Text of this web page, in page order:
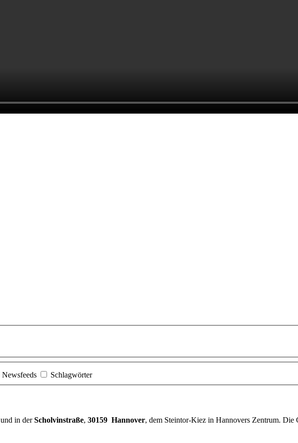
Newsfeeds Schlagwörter
und in derScholvinstraße, 30159 Hannover, dem Steintor-Kiez in Hannovers Zentrum.